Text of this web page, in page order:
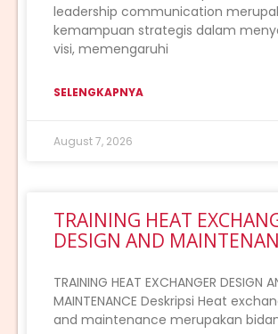
leadership communication
kemampuan strategis dalam
visi, memengaruhi
SELENGKAPNYA
August 7, 2026
TRAINING HEAT
DESIGN AND
TRAINING HEAT EXCHANGER DESIGN
MAINTENANCE Deskripsi Heat
and maintenance merupakan